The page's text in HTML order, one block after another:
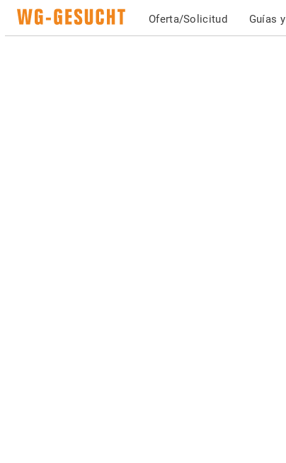
Oferta/Solicitud Guías